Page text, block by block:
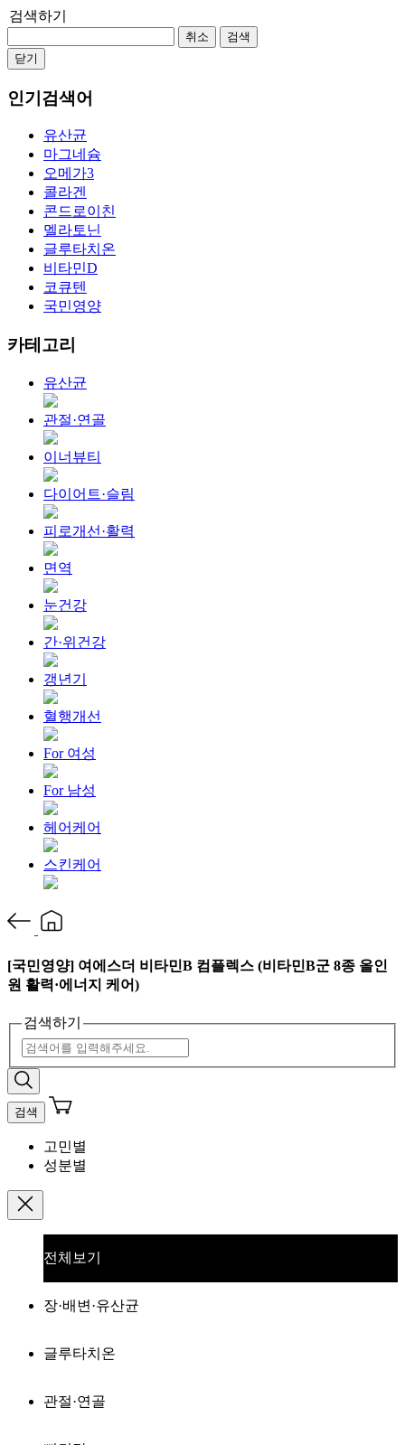
검색하기
취소
검색
닫기
인기검색어
유산균
마그네슘
오메가3
콜라겐
콘드로이친
멜라토닌
글루타치온
비타민D
코큐텐
국민영양
카테고리
유산균
관절·연골
이너뷰티
다이어트·슬림
피로개선·활력
면역
눈건강
간·위건강
갱년기
혈행개선
For 여성
For 남성
헤어케어
스킨케어
[국민영양] 여에스더 비타민B 컴플렉스 (비타민B군 8종 올인
원 활력·에너지 케어)
검색하기
검색
고민별
성분별
전체보기
장·배변·유산균
글루타치온
관절·연골